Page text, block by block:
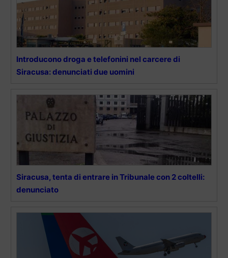
Introducono droga e telefonini nel carcere di
Siracusa: denunciati due uomini
Siracusa, tenta di entrare in Tribunale con 2 coltelli:
denunciato